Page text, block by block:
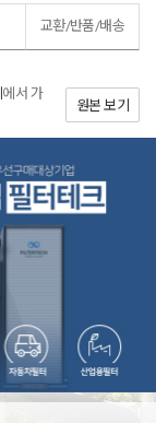
교환/반품/배송
에서 가
원본 보기